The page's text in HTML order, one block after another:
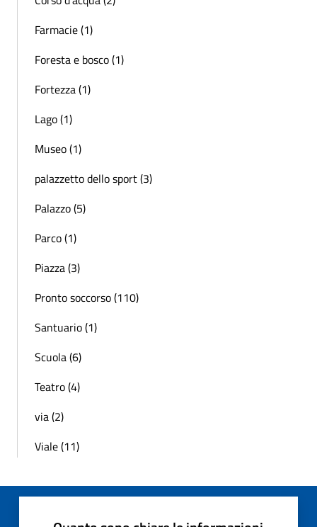
Farmacie (1)
Foresta e bosco (1)
Fortezza (1)
Lago (1)
Museo (1)
palazzetto dello sport (3)
Palazzo (5)
Parco (1)
Piazza (3)
Pronto soccorso (110)
Santuario (1)
Scuola (6)
Teatro (4)
via (2)
Viale (11)